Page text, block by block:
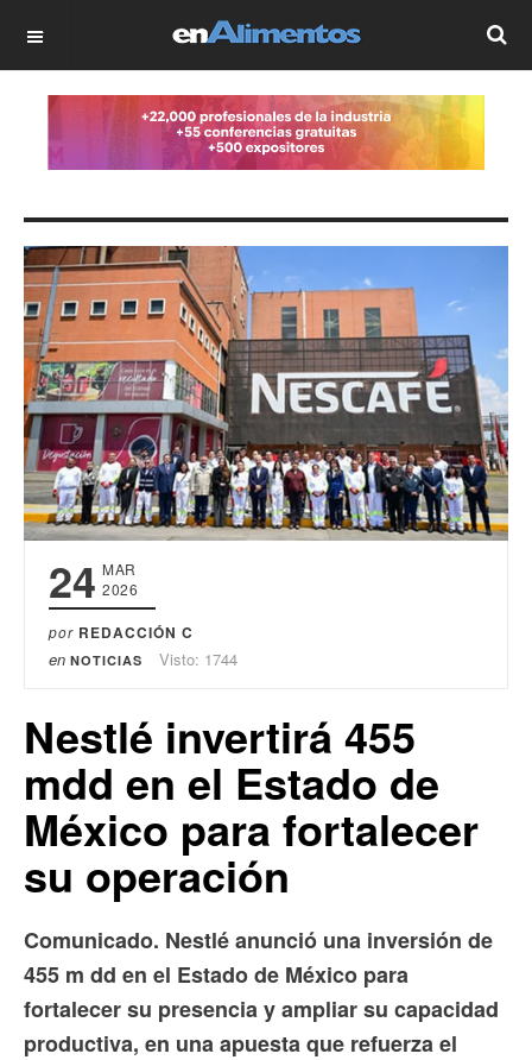
OFF CANVAS
24 MAR
2026
por REDACCIÓN C
en NOTICIAS Visto: 1744
Nestlé invertirá 455
mdd en el Estado de
México para fortalecer
su operación
Comunicado. Nestlé anunció una inversión de
455 m dd en el Estado de México para
fortalecer su presencia y ampliar su capacidad
productiva, en una apuesta que refuerza el